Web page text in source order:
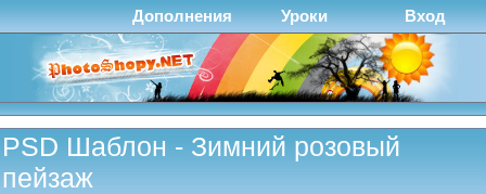
Дополнения Уроки Вход
PSD Шаблон - Зимний розовый
пейзаж